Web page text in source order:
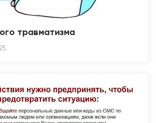
травматизма